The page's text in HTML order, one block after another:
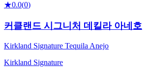
★0.0(0)
커클랜드 시그니처 데킬라 아네호
Kirkland Signature Tequila Anejo
Kirkland Signature